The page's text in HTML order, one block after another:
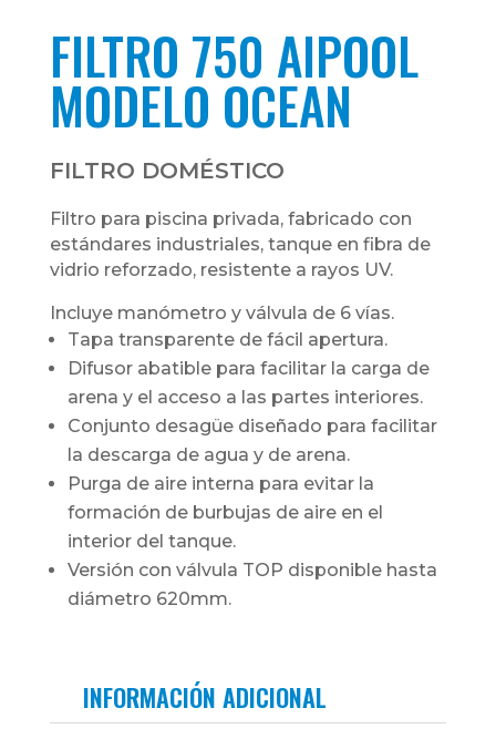
FILTRO 750 AIPOOL
MODELO OCEAN
FILTRO DOMÉSTICO
Filtro para piscina privada, fabricado con
estándares industriales, tanque en fibra de
vidrio reforzado, resistente a rayos UV.
Incluye manómetro y válvula de 6 vías.
Tapa transparente de fácil apertura.
Difusor abatible para facilitar la carga de
arena y el acceso a las partes interiores.
Conjunto desagüe diseñado para facilitar
la descarga de agua y de arena.
Purga de aire interna para evitar la
formación de burbujas de aire en el
interior del tanque.
Versión con válvula TOP disponible hasta
diámetro 620mm.
INFORMACIÓN ADICIONAL